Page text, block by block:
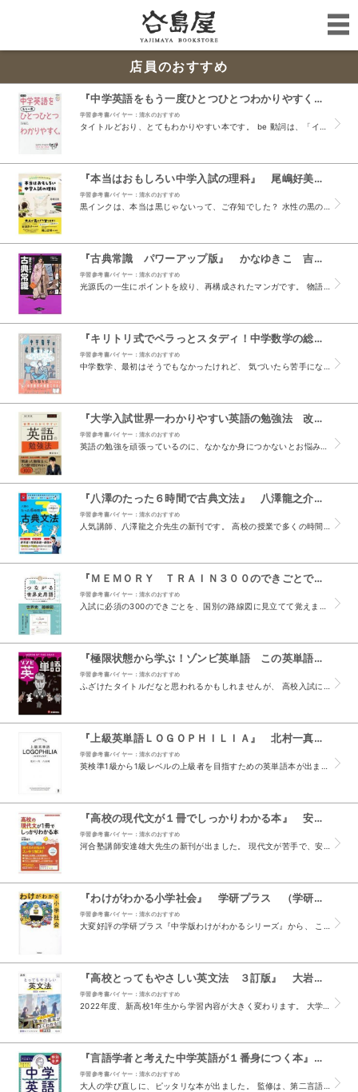
店員のおすすめ
『中学英語をもう一度ひとつひとつわかりやすく。 改訂版』 山田暢彦 （Ｇａｋｋｅｎ）
学習参考書バイヤー：清水のおすすめ
タイトルどおり、とてもわかりやすい本です。 be 動詞は、「イコール」でつなぐ働きをする動詞との解説に、 なるほどと、納得。 学び直しに、ピッタリの一冊です。 見開きで一つの項目を学習するつく...
『本当はおもしろい中学入試の理科』 尾嶋好美 （大和書房）
学習参考書バイヤー：清水のおすすめ
黒インクは、本当は黒じゃないって、ご存知でした？ 水性の黒のサインペンで線を引いたフィルターに水を吸わせると、 色がにじみ、ピンクやブルーの色があらわれます。 サインペンの種類によって、あらわ...
『古典常識 パワーアップ版』 かなゆきこ 吉田順 富井健二 （学研教育出版 Ｇａｋｋｅｎ）
学習参考書バイヤー：清水のおすすめ
光源氏の一生にポイントを絞り、再構成されたマンガです。 物語のなかで出てくる聞きなれない言葉には、注釈がありますので、 スムーズに読み進めることができます。 この物語を通して、平安貴族の世界を...
『キリトリ式でペラっとスタディ！中学数学の総復習ドリル』 小倉悠司 （Ｇａｋｋｅｎ）
学習参考書バイヤー：清水のおすすめ
中学数学、最初はそうでもなかったけれど、 気づいたら苦手になっていた。 全体をおさらいして、不確かな知識を確実なものにしたい。 そんな方に、おすすめです。 学習をはじめる前にでは、小学算数のお...
『大学入試世界一わかりやすい英語の勉強法 改訂第２版』 関正生 （ＫＡＤＯＫＡＷＡ）
学習参考書バイヤー：清水のおすすめ
英語の勉強を頑張っているのに、なかなか身につかないとお悩みの方おすすめです。 本書の中に、失敗例として、予習＝辞書引きになっていませんかとあります。 調べた日本語を英文の下に書きつらねることに...
『八澤のたった６時間で古典文法』 八澤龍之介 （学研プラス）
学習参考書バイヤー：清水のおすすめ
人気講師、八澤龍之介先生の新刊です。 高校の授業で多くの時間を割いて勉強してきたけれど、 古典は、苦手でよくわからないという方におすすめです。 本書は、高校3年分の古典文法を、9つのチャプター...
『ＭＥＭＯＲＹ ＴＲＡＩＮ３００のできごとで理解する！つながる世界史用語』 斎藤整 （学研プラス）
学習参考書バイヤー：清水のおすすめ
入試に必須の300のできごとを、国別の路線図に見立てて覚えます。 列車に乗って過去から、現代に向かって旅をしながら、 できごとの経緯、その結果を確認。 赤シートが付いていますので、重要用語の暗...
『極限状態から学ぶ！ゾンビ英単語 この英単語＆英会話で生き残れ』 近畿大学ゾンビ研究所 （受験研究社 増進堂・受験研究社）
学習参考書バイヤー：清水のおすすめ
ふざけたタイトルだなと思われるかもしれませんが、 高校入試に必須の2000語を収録、 ロングセラー単語集『英単語2100』を土台にした内容で安心です。 見出し語には、重要度がわかるレベルが表記...
『上級英単語ＬＯＧＯＰＨＩＬＩＡ』 北村一真 （アスク出版 鍬谷書店）
学習参考書バイヤー：清水のおすすめ
英検準1級から1級レベルの上級者を目指すための英単語本が出ました。 『ロゴフィリア』、あまり聞きなれない言葉ですが、 Logo-（言葉）＋philia（～を好むこと）で、 「言葉や言葉の学習を...
『高校の現代文が１冊でしっかりわかる本』 安達雄大 （かんき出版）
学習参考書バイヤー：清水のおすすめ
河合塾講師安達雄大先生の新刊が出ました。 現代文が苦手で、安定した得点がとれないとお悩みの方、お試しください。 本文が読めていない。 本文は読めているけれど、問題が解けない。 読み方や解き方は...
『わけがわかる小学社会』 学研プラス （学研プラス）
学習参考書バイヤー：清水のおすすめ
大変好評の学研プラス『中学版わけがわかるシリーズ』から、 この度、小学生版『わけがわかる小学社会』が出版されました。 暗記が苦手だから、社会は嫌いと言うかたも多いのではないでしょうか。 本書は...
『高校とってもやさしい英文法 ３訂版』 大岩秀樹 （旺文社）
学習参考書バイヤー：清水のおすすめ
2022年度、新高校1年生から学習内容が大きく変わります。 大学入試も変化し、推薦型・総合型選抜入試の枠は、増加傾向です。 定期テストでしっかり点数を取ることが求められ、 日常学習の積み重ねが...
『言語学者と考えた中学英語が１番身につく本』 門田修平 （学研プラス）
学習参考書バイヤー：清水のおすすめ
大人の学び直しに、ピッタリな本が出ました。 監修は、第二言語習得研究の専門家、門田修平教授です。 詰め込み学習ではなく、習得しやすい形で構成されています。 まず、やさしい解説でしっかり理解。 ...